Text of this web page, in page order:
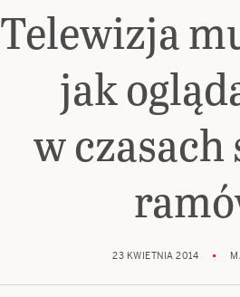
Telewizja
jak
w
23 KWIETNIA 2014